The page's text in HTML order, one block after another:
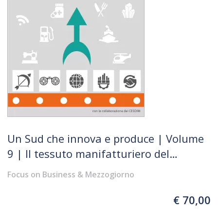
Un Sud che innova e produce | Volume
9 | Il tessuto manifatturiero del
Mezzogiorno. Potenzialità economiche,
dinamiche produttive e strategie di
Focus on Business & Mezzogiorno
€ 70,00